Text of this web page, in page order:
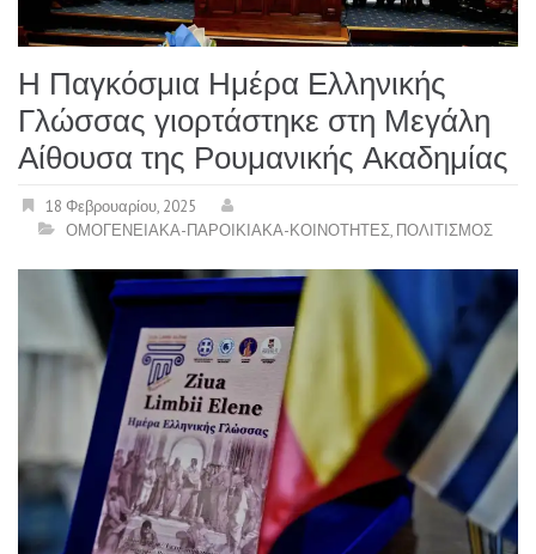
Η Παγκόσμια Ημέρα Ελληνικής
Γλώσσας γιορτάστηκε στη Μεγάλη
Αίθουσα της Ρουμανικής Ακαδημίας
18 Φεβρουαρίου, 2025
ΟΜΟΓΕΝΕΙΑΚΑ-ΠΑΡΟΙΚΙΑΚΑ-ΚΟΙΝΟΤΗΤΕΣ, ΠΟΛΙΤΙΣΜΟΣ